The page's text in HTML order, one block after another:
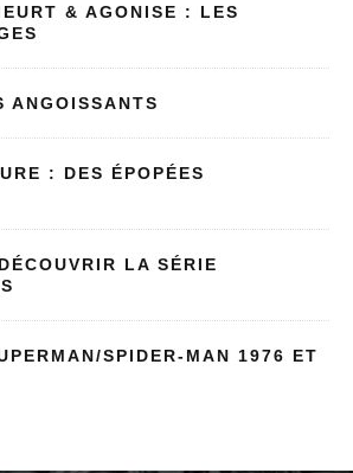
& AGONISE : LES
ANGOISSANTS
: DES ÉPOPÉES
LA SÉRIE
SPIDER-MAN 1976 ET